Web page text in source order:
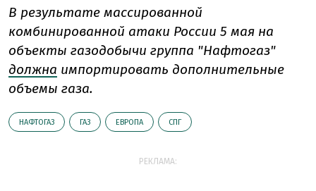
В результате массированной
комбинированной атаки России 5 мая на
объекты газодобычи группа "Нафтогаз"
должна импортировать дополнительные
объемы газа.
НАФТОГАЗ ГАЗ ЕВРОПА СПГ
РЕКЛАМА: